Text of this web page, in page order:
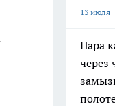
13 июля
Пара
через